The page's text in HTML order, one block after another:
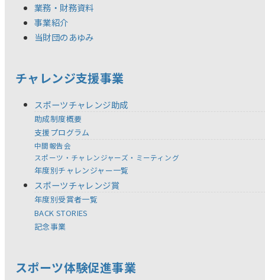
業務・財務資料
事業紹介
当財団のあゆみ
チャレンジ支援事業
スポーツチャレンジ助成
助成制度概要
支援プログラム
中間報告会
スポーツ・チャレンジャーズ・ミーティング
年度別チャレンジャー一覧
スポーツチャレンジ賞
年度別受賞者一覧
BACK STORIES
記念事業
スポーツ体験促進事業